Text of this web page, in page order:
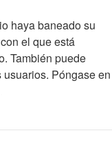
haya baneado su
el que está
También puede
Póngase en